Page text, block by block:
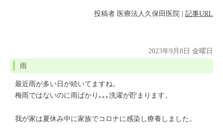
投稿者 医療法人久保田医院 | 記事URL
2023年9月8日 金曜日
雨
最近雨が多い日が続いてますね。
梅雨ではないのに雨ばかり｡｡｡洗濯が貯まります。
我が家は夏休み中に家族でコロナに感染し療養しました。